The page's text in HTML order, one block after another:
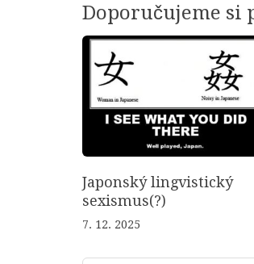
Doporučujeme si
Japonský lingvistický
sexismus(?)
7. 12. 2025